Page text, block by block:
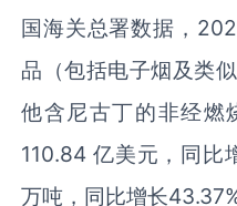
国海关总署数据，
品（包括电子烟及类
他含尼古丁的非经燃
110.84 亿美元，同比
万吨，同比增长43.37%